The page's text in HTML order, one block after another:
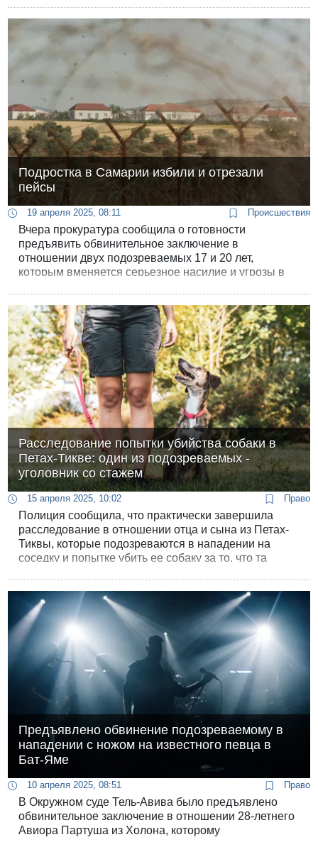
Подростка в Самарии избили и отрезали
пейсы
19 апреля 2025, 08:11 Происшествия
Вчера прокуратура сообщила о готовности
предъявить обвинительное заключение в
отношении двух подозреваемых 17 и 20 лет,
которым вменяется серьезное насилие и угрозы в
Расследование попытки убийства собаки в
Петах-Тикве: один из подозреваемых -
уголовник со стажем
15 апреля 2025, 10:02 Право
Полиция сообщила, что практически завершила
расследование в отношении отца и сына из Петах-
Тиквы, которые подозреваются в нападении на
соседку и попытке убить ее собаку за то, что та
подозреваемых.
Предъявлено обвинение подозреваемому в
нападении с ножом на известного певца в
Бат-Яме
10 апреля 2025, 08:51 Право
В Окружном суде Тель-Авива было предъявлено
обвинительное заключение в отношении 28-летнего
Авиора Партуша из Холона, которому